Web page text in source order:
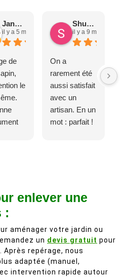
Jane D.
il y a 5 mois
de
le
on en
Shuang & Jean K.
il y a 9 mois
On a
rarement été
aussi satisfait
avec un
artisan. En un
mot : parfait !
débordait trop
plein de bois
mort. C'est
délicat parce
que c'est un
enlever une
:
aménager votre jardin ou
un devis gratuit pour
. Après repérage, nous
adaptée (manuel,
intervention rapide autour